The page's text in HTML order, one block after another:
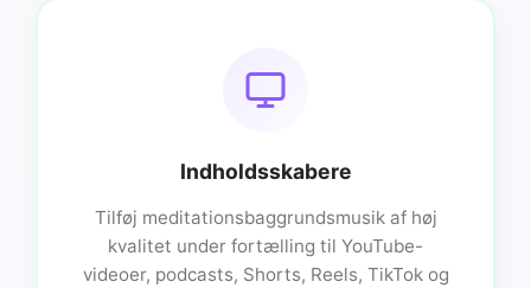
Indholdsskabere
Tilføj meditationsbaggrundsmusik af høj
kvalitet under fortælling til YouTube-
videoer, podcasts, Shorts, Reels, TikTok og